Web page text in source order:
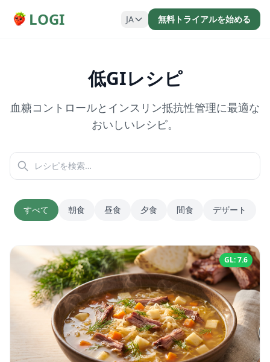
LOGI JA 無料トライアルを始める
低GIレシピ
血糖コントロールとインスリン抵抗性管理に最適な
おいしいレシピ。
すべて 朝食 昼食 夕食 間食 デザート
GL: 7.6